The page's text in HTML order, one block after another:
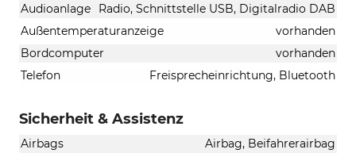
Audioanlage
Radio, Schnittstelle USB, Digitalradio DAB
Außentemperaturanzeige
vorhanden
Bordcomputer
vorhanden
Telefon
Freisprecheinrichtung, Bluetooth
Sicherheit & Assistenz
Airbags
Airbag, Beifahrerairbag